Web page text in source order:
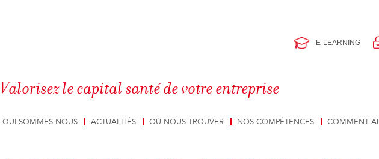
E-LEARNING
Valorisez le capital santé de votre entreprise
QUI SOMMES-NOUS ACTUALITÉS OÙ NOUS TROUVER NOS COMPÉTENCES COMMENT